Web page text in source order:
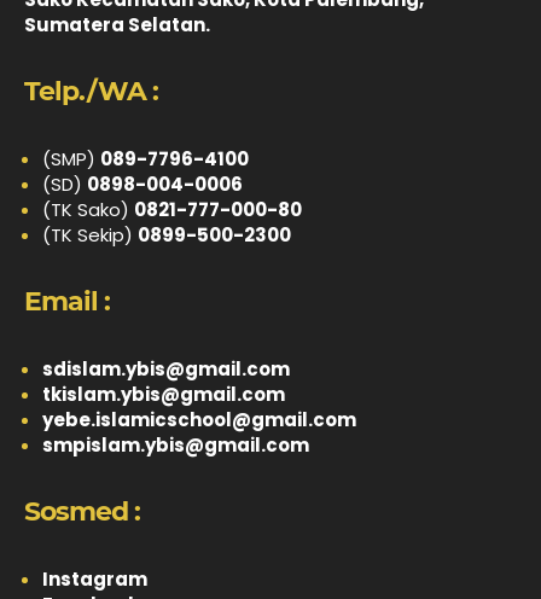
Sumatera Selatan.
Telp./WA :
(SMP) 089-7796-4100
(SD) 0898-004-0006
(TK Sako) 0821-777-000-80
(TK Sekip) 0899-500-2300
Email :
sdislam.ybis@gmail.com
tkislam.ybis@gmail.com
yebe.islamicschool@gmail.com
smpislam.ybis@gmail.com
Sosmed :
Instagram